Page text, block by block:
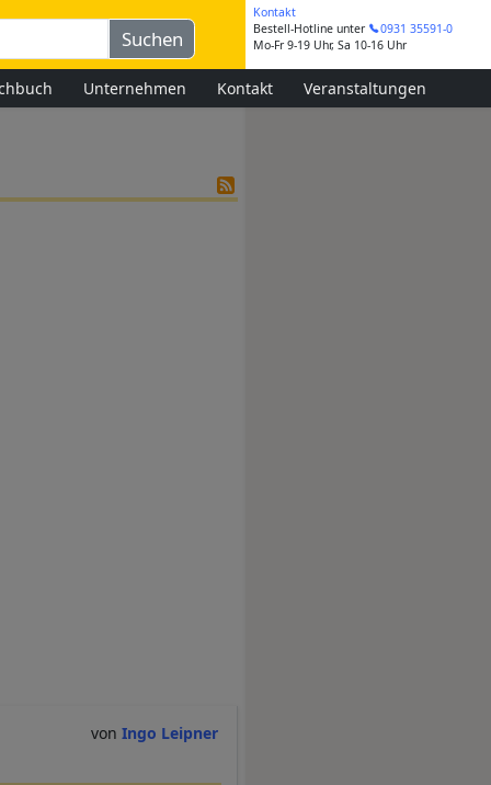
Kontakt
Bestell-Hotline unter
0931 35591-0
Mo-Fr 9-19 Uhr, Sa 10-16 Uhr
Unternehmen Kontakt Veranstaltungen
Ingo Leipner